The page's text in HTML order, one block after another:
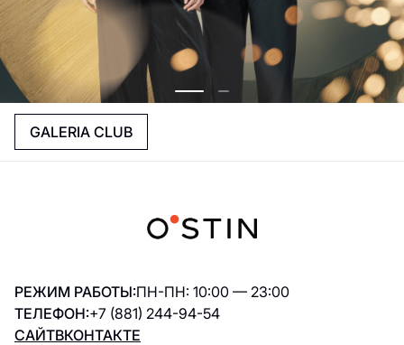
GALERIA CLUB
РЕЖИМ РАБОТЫ:ПН-ПН: 10:00 — 23:00
ТЕЛЕФОН:+7 (881) 244-94-54
САЙТВКОНТАКТЕ